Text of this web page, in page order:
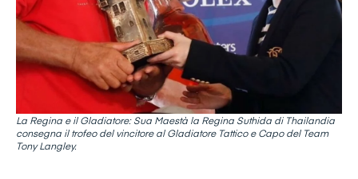
La Regina e il Gladiatore: Sua Maestà la Regina Suthida di Thailandia
consegna il trofeo del vincitore al Gladiatore Tattico e Capo del Team
Tony Langley.